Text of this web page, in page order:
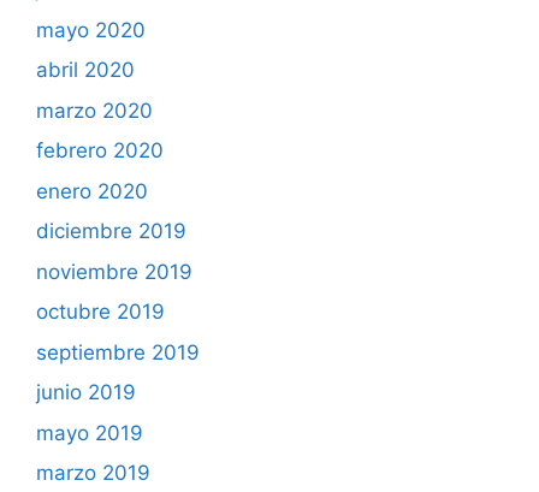
mayo 2020
abril 2020
marzo 2020
febrero 2020
enero 2020
diciembre 2019
noviembre 2019
octubre 2019
septiembre 2019
junio 2019
mayo 2019
marzo 2019